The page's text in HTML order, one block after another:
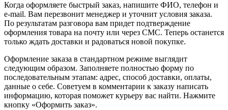
Когда оформляете быстрый заказ, напишите ФИО, телефон и
e-mail. Вам перезвонит менеджер и уточнит условия заказа.
По результатам разговора вам придет подтверждение
оформления товара на почту или через СМС. Теперь останется
только ждать доставки и радоваться новой покупке.
Оформление заказа в стандартном режиме выглядит
следующим образом. Заполняете полностью форму по
последовательным этапам: адрес, способ доставки, оплаты,
данные о себе. Советуем в комментарии к заказу написать
информацию, которая поможет курьеру вас найти. Нажмите
кнопку «Оформить заказ».